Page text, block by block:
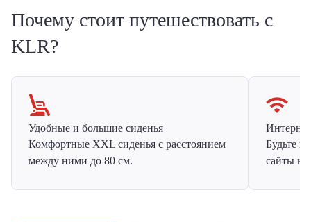
Почему стоит путешествовать с
KLR?
Удобные и большие сиденья
Комфортные XXL сиденья с расстоянием
между ними до 80 см.
Будьте
сайты на